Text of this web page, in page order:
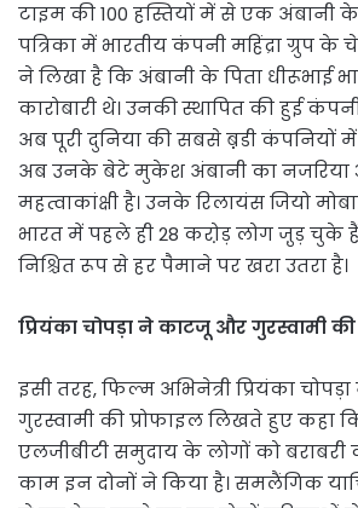
टाइम की 100 हस्तियों में से एक अंबानी
पत्रिका में भारतीय कंपनी महिंद्रा ग्रुप
ने लिखा है कि अंबानी के पिता धीरूभाई
कारोबारी थे। उनकी स्थापित की हुई
अब पूरी दुनिया की सबसे ब़़डी कंपनियों
अब उनके बेटे मुकेश अंबानी का
महत्वाकांक्षी है। उनके रिलायंस जियो
भारत में पहले ही 28 करो़ड़ लोग जु़ड़ चुके
निश्चित रूप से हर पैमाने पर खरा उतरा है।
प्रियंका चोपड़ा ने काटजू और गुरस्वामी
इसी तरह, फिल्म अभिनेत्री प्रियंका
गुरस्वामी की प्रोफाइल लिखते हुए कहा
एलजीबीटी समुदाय के लोगों को
काम इन दोनों ने किया है। समलैंगिक